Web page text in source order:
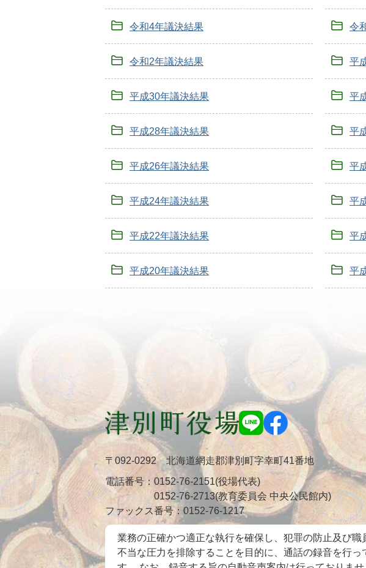
令和4年議決結果 令
令和2年議決結果 平
平成30年議決結果 平
平成28年議決結果 平
平成26年議決結果 平
平成24年議決結果 平
平成22年議決結果 平
平成20年議決結果 平
〒092-0292 北海道網走郡津別町字幸町41番地
電話番号： 0152-76-2151(役場代表)
0152-76-2713(教育委員会 中央公民館内)
ファックス番号：0152-76-1217
業務の正確かつ適正な執行を確保し、犯罪の防止及び職
不当な圧力を排除することを目的に、通話の録音を行っ